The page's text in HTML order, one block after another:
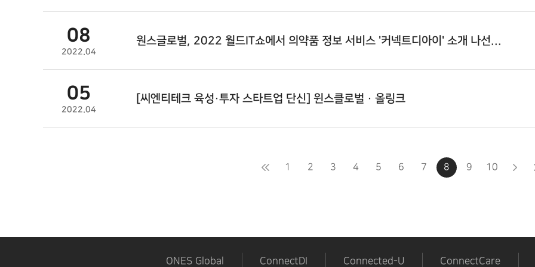
08
2022.04
원스글로벌, 2022 월드IT쇼에서 의약품 정보 서비스 '커넥트디아이' 소개 나선...
05
2022.04
[씨엔티테크 육성·투자 스타트업 단신] 윈스클로벌 · 올링크
1 2 3 4 5 6 7 8 9 10
ONES Global ConnectDI Connected-U ConnectCare